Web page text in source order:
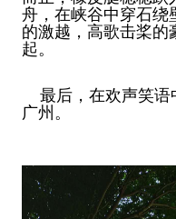
舟，在峡谷中穿石绕
的激越，高歌击桨的
起。
最后，在欢声笑语
广州。